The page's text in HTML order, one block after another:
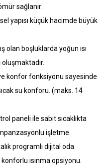
sağlanır:
yapısı küçük hacimde büyük
olan boşluklarda yoğun ısı
konfor fonksiyonu sayesinde
su konforu. (maks. 14
paneli ile sabit sıcaklıkta
işletme.
programlı dijital oda
konforlu ısınma opsiyonu.